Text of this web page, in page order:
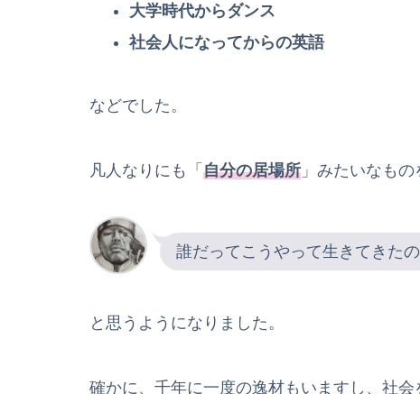
大学時代からダンス
社会人になってからの英語
などでした。
凡人なりにも「 自分の居場所 」みたいなも
誰だってこうやって生きてきた
と思うようになりました。
確かに、千年に一度の逸材もいますし、社会